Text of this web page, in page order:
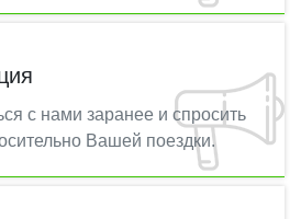
с нами заранее и спросить
Вашей поездки.